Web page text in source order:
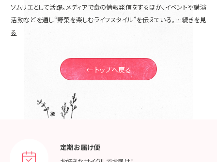
ソムリエとして活躍。メディアで食の情報発信をするほか、イベントや講演
活動などを通し“野菜を楽しむライフスタイル”を伝えている。 …続きを見
る
← トップへ戻る
定期お届け便